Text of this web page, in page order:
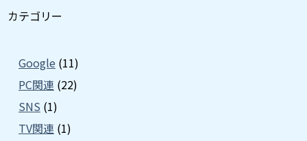
カテゴリー
Google (11)
PC関連 (22)
SNS (1)
TV関連 (1)